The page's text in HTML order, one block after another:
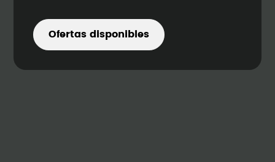
Ofertas disponibles